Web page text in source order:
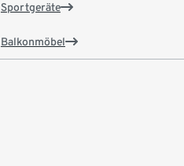
Sportgeräte
Balkonmöbel